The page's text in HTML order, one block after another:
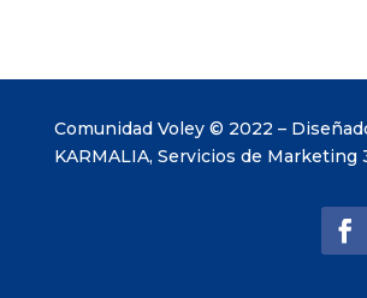
Comunidad Voley © 2022 –
KARMALIA, Servicios de Marketing